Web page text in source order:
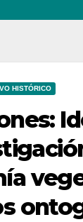
HISTÓRICO